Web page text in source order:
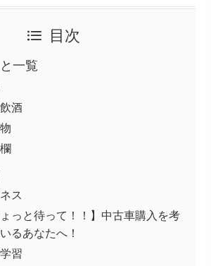
目次
一覧
酒
ス
ょっと待って！！】中古車購入を考
るあなたへ！
習